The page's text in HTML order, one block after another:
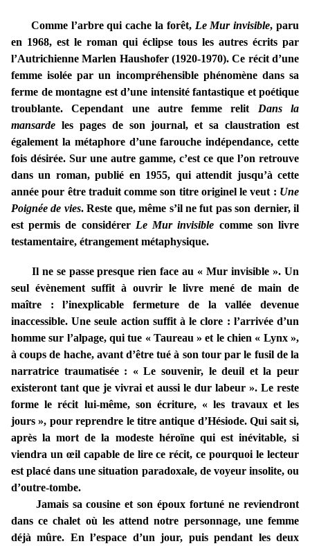
Comme l’arbre qui cache la forêt, Le Mur invisible, paru
en 1968, est le roman qui éclipse tous les autres écrits par
l’Autrichienne Marlen Haushofer (1920-1970). Ce récit d’une
femme isolée par un incompréhensible phénomène dans sa
ferme de montagne est d’une intensité fantastique et poétique
troublante. Cependant une autre femme relit Dans la
mansarde les pages de son journal, et sa claustration est
également la métaphore d’une farouche indépendance, cette
fois désirée. Sur une autre gamme, c’est ce que l’on retrouve
dans un roman, publié en 1955, qui attendit jusqu’à cette
année pour être traduit comme son titre originel le veut : Une
Poignée de vies. Reste que, même s’il ne fut pas son dernier, il
est permis de considérer Le Mur invisible comme son livre
testamentaire, étrangement métaphysique.
Il ne se passe presque rien face au « Mur invisible ». Un
seul évènement suffit à ouvrir le livre mené de main de
maître : l’inexplicable fermeture de la vallée devenue
inaccessible. Une seule action suffit à le clore : l’arrivée d’un
homme sur l’alpage, qui tue « Taureau » et le chien « Lynx »,
à coups de hache, avant d’être tué à son tour par le fusil de la
narratrice traumatisée : « Le souvenir, le deuil et la peur
existeront tant que je vivrai et aussi le dur labeur ». Le reste
forme le récit lui-même, son écriture, « les travaux et les
jours », pour reprendre le titre antique d’Hésiode. Qui sait si,
après la mort de la modeste héroïne qui est inévitable, si
viendra un œil capable de lire ce récit, ce pourquoi le lecteur
est placé dans une situation paradoxale, de voyeur insolite, ou
d’outre-tombe.
Jamais sa cousine et son époux fortuné ne reviendront
dans ce chalet où les attend notre personnage, une femme
déjà mûre. En l’espace d’un jour, puis pendant les deux